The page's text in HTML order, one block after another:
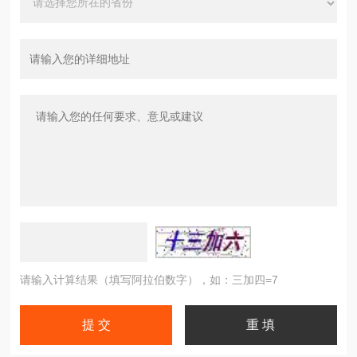
请输入计算结果（填写阿拉伯数字），如：三加四=7